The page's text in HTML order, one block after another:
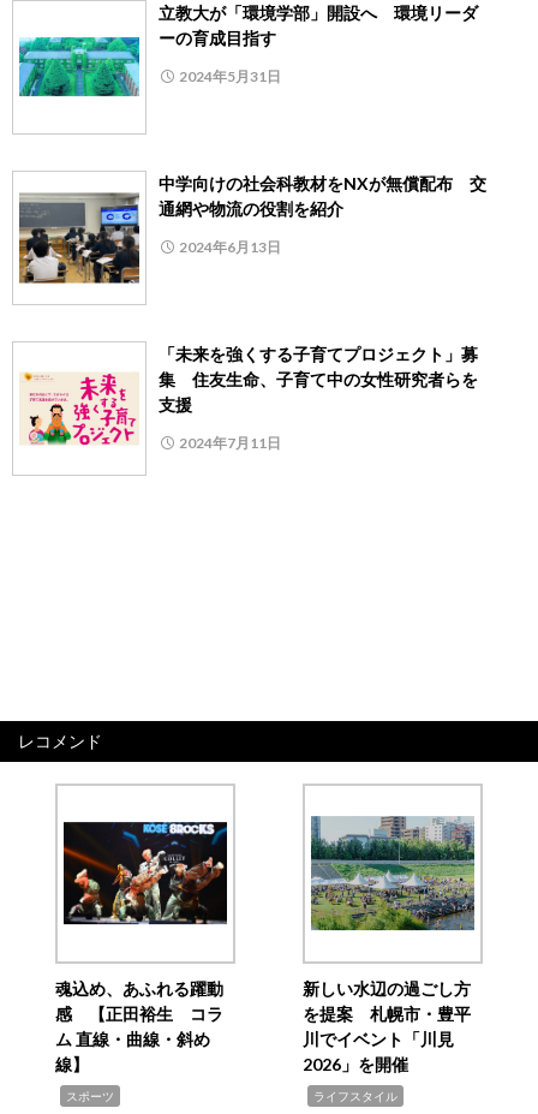
立教大が「環境学部」開設へ 環境リーダ
ーの育成目指す
2024年5月31日
中学向けの社会科教材をNXが無償配布 交
通網や物流の役割を紹介
2024年6月13日
「未来を強くする子育てプロジェクト」募
集 住友生命、子育て中の女性研究者らを
支援
2024年7月11日
レコメンド
魂込め、あふれる躍動
感 【正田裕生 コラ
ム 直線・曲線・斜め
線】
スポーツ
新しい水辺の過ごし方
を提案 札幌市・豊平
川でイベント「川見
2026」を開催
ライフスタイル